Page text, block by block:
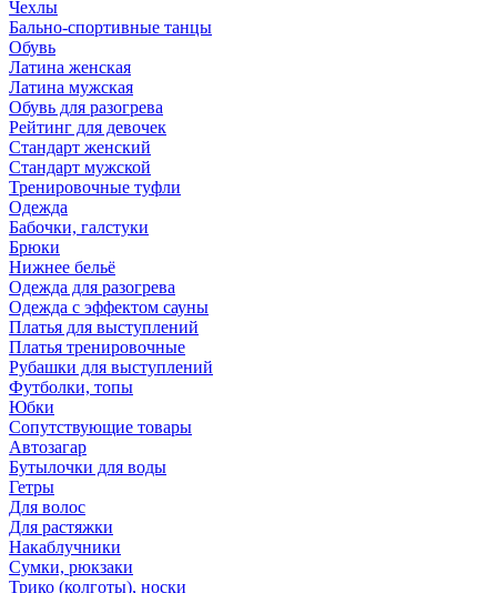
Чехлы
Бально-спортивные танцы
Обувь
Латина женская
Латина мужская
Обувь для разогрева
Рейтинг для девочек
Стандарт женский
Стандарт мужской
Тренировочные туфли
Одежда
Бабочки, галстуки
Брюки
Нижнее бельё
Одежда для разогрева
Одежда с эффектом сауны
Платья для выступлений
Платья тренировочные
Рубашки для выступлений
Футболки, топы
Юбки
Сопутствующие товары
Автозагар
Бутылочки для воды
Гетры
Для волос
Для растяжки
Накаблучники
Сумки, рюкзаки
Трико (колготы), носки